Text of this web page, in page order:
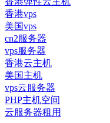
香港vps
美国vps
cn2服务器
vps服务器
香港云主机
美国主机
vps云服务器
PHP主机空间
云服务器租用